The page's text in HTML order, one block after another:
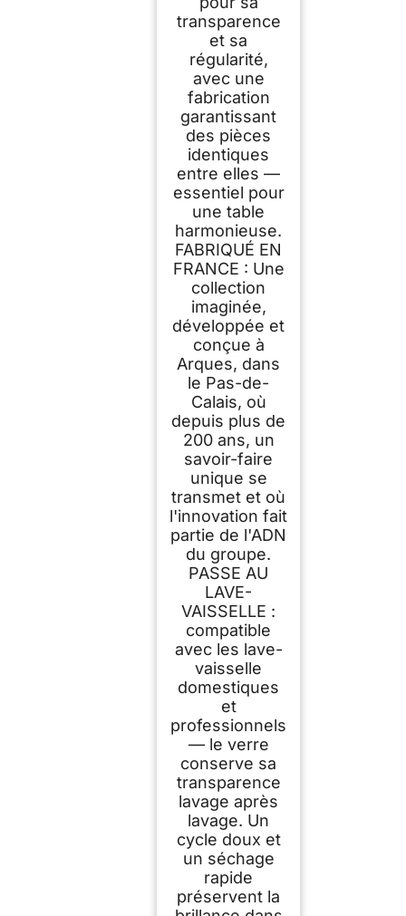
transparence
et sa
régularité,
avec une
fabrication
garantissant
des pièces
identiques
entre elles —
essentiel pour
une table
harmonieuse.
FABRIQUÉ EN
FRANCE : Une
collection
imaginée,
développée et
conçue à
Arques, dans
le Pas-de-
Calais, où
depuis plus de
200 ans, un
savoir-faire
unique se
transmet et où
l'innovation fait
partie de l'ADN
du groupe.
PASSE AU
LAVE-
VAISSELLE :
compatible
avec les lave-
vaisselle
domestiques
et
professionnels
— le verre
conserve sa
transparence
lavage après
lavage. Un
cycle doux et
un séchage
rapide
préservent la